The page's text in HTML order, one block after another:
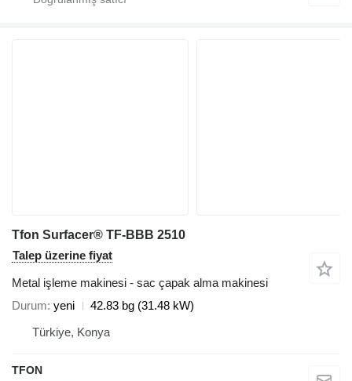
Tfon Surfacer® TF-BBB 2510
Talep üzerine fiyat
Metal işleme makinesi - sac çapak alma makinesi
Durum yeni
42.83 bg (31.48 kW)
Türkiye, Konya
TFON